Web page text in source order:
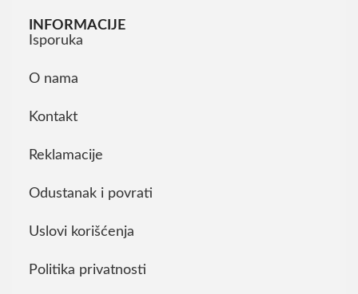
INFORMACIJE
Isporuka
O nama
Kontakt
Reklamacije
Odustanak i povrati
Uslovi korišćenja
Politika privatnosti